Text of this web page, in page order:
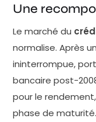
Une
Le marché du
normalise. Après
ininterrompue,
bancaire post-
pour le
phase de